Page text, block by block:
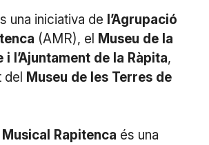
una iniciativa de l’Agrupació
(AMR), el Museu de la
i l’Ajuntament de la Ràpita,
Museu de les Terres de
Musical Rapitenca és una